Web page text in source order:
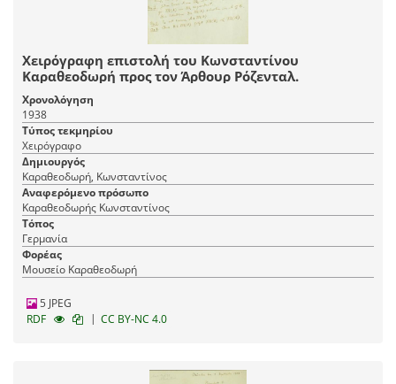
Χειρόγραφη επιστολή του Κωνσταντίνου
Καραθεοδωρή προς τον Άρθουρ Ρόζενταλ.
Χρονολόγηση
1938
Τύπος τεκμηρίου
Χειρόγραφο
Δημιουργός
Καραθεοδωρή, Κωνσταντίνος
Αναφερόμενο πρόσωπο
Καραθεοδωρής Κωνσταντίνος
Τόπος
Γερμανία
Φορέας
Μουσείο Καραθεοδωρή
5 JPEG
RDF
| CC BY-NC 4.0